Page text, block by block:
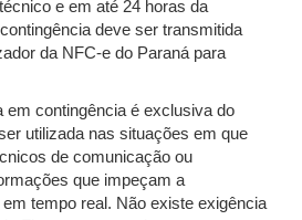
e em até 24 horas da
deve ser transmitida
da NFC-e do Paraná para
em contingência é exclusiva do
utilizada nas situações em que
de comunicação ou
que impeçam a
tempo real. Não existe exigência